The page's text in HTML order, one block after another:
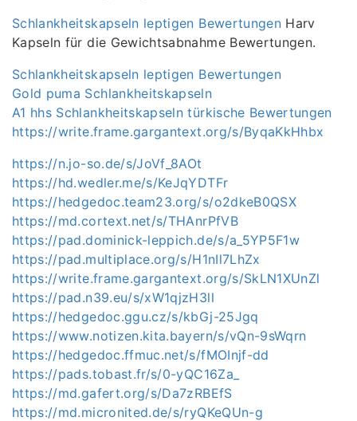
Schlankheitskapseln leptigen Bewertungen Harv
Kapseln für die Gewichtsabnahme Bewertungen.
Schlankheitskapseln leptigen Bewertungen
Gold puma Schlankheitskapseln
A1 hhs Schlankheitskapseln türkische Bewertungen
https://write.frame.gargantext.org/s/ByqaKkHhbx
https://n.jo-so.de/s/JoVf_8AOt
https://hd.wedler.me/s/KeJqYDTFr
https://hedgedoc.team23.org/s/o2dkeB0QSX
https://md.cortext.net/s/THAnrPfVB
https://pad.dominick-leppich.de/s/a_5YP5F1w
https://pad.multiplace.org/s/H1nIl7LhZx
https://write.frame.gargantext.org/s/SkLN1XUnZl
https://pad.n39.eu/s/xW1qjzH3ll
https://hedgedoc.ggu.cz/s/kbGj-25Jgq
https://www.notizen.kita.bayern/s/vQn-9sWqrn
https://hedgedoc.ffmuc.net/s/fMOInjf-dd
https://pads.tobast.fr/s/0-yQC16Za_
https://md.gafert.org/s/Da7zRBEfS
https://md.micronited.de/s/ryQKeQUn-g